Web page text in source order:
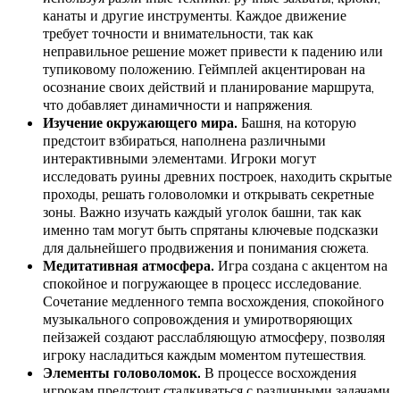
канаты и другие инструменты. Каждое движение
требует точности и внимательности, так как
неправильное решение может привести к падению или
тупиковому положению. Геймплей акцентирован на
осознание своих действий и планирование маршрута,
что добавляет динамичности и напряжения.
Изучение окружающего мира. Башня, на которую
предстоит взбираться, наполнена различными
интерактивными элементами. Игроки могут
исследовать руины древних построек, находить скрытые
проходы, решать головоломки и открывать секретные
зоны. Важно изучать каждый уголок башни, так как
именно там могут быть спрятаны ключевые подсказки
для дальнейшего продвижения и понимания сюжета.
Медитативная атмосфера. Игра создана с акцентом на
спокойное и погружающее в процесс исследование.
Сочетание медленного темпа восхождения, спокойного
музыкального сопровождения и умиротворяющих
пейзажей создают расслабляющую атмосферу, позволяя
игроку насладиться каждым моментом путешествия.
Элементы головоломок. В процессе восхождения